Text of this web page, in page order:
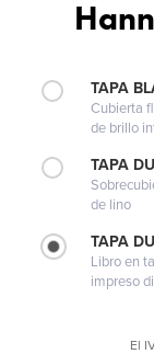
TAPA
Cubierta
de brillo
TAPA
de lino
TAPA
Libro en
impreso
El